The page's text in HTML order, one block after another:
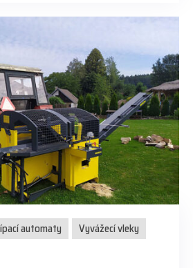
automaty
Vyvážecí vleky